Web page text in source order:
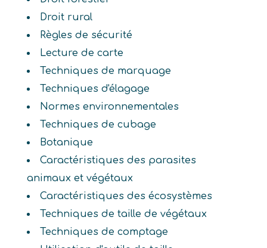
Droit rural
Règles de sécurité
Lecture de carte
Techniques de marquage
Techniques d'élagage
Normes environnementales
Techniques de cubage
Botanique
Caractéristiques des parasites
animaux et végétaux
Caractéristiques des écosystèmes
Techniques de taille de végétaux
Techniques de comptage